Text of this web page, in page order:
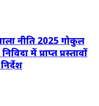
नीति 2025 गोकुल
में प्राप्त प्रस्तावों